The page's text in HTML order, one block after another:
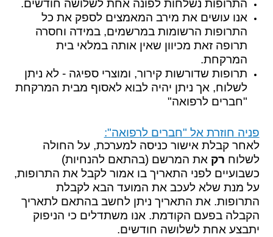
התרופות נשלחות לפונה אחת לשלושה חודשים.
אנו עושים את מירב המאמצים לספק את כל
התרופות הרשומות במרשמים, במידה וחסרה
תרופה זאת מכיוון שאין אותה במלאי בית
המרקחת.
תרופות שדורשות קירור, ומוצרי ספיגה - לא ניתן
לשלוח, אך ניתן יהיה לבוא לאסוף מבית המרקחת
"חברים לרפואה"
פניה חוזרת אל "חברים לרפואה":
לאחר קבלת אישור כניסה למערכת, על החולה
לשלוח רקאת המרשם (בהתאם להנחיות)
כשבועיים לפני התאריך בו אמור לקבל את התרופות,
על מנת שלא לעכב את המועד הבא לקבלת
התרופות. את התאריך ניתן לחשב בהתאם לתאריך
הקבלה בפעם הקודמת. אנו משתדלים כי הניפוק
יתבצע אחת לשלושה חודשים.